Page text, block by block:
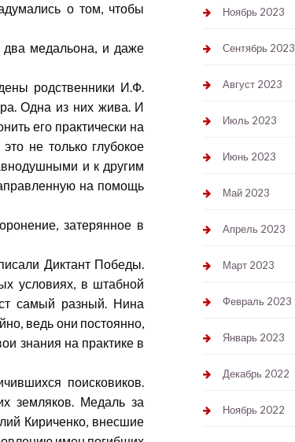
о том, чтобы
два медальона, и даже
родственники И.Ф.
Одна из них жива. И
его практически на
не только глубокое
и к другим
на помощь
затерянное в
Диктант Победы.
условиях, в штабной
самый разный. Нина
ведь они постоянно,
знания на практике в
поисковиков.
земляков. Медаль за
Кириченко, внесшие
Ноябрь 2023
Сентябрь 2023
Август 2023
Июль 2023
Июнь 2023
Май 2023
Апрель 2023
Март 2023
Февраль 2023
Январь 2023
Декабрь 2022
Ноябрь 2022